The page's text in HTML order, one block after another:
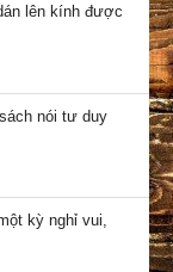
lên kính được
nói tư duy
kỳ nghỉ vui,